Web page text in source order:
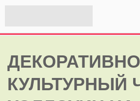
КУЛЬТУРНЫЙ